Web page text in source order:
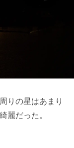
りの星はあまり
麗だった。